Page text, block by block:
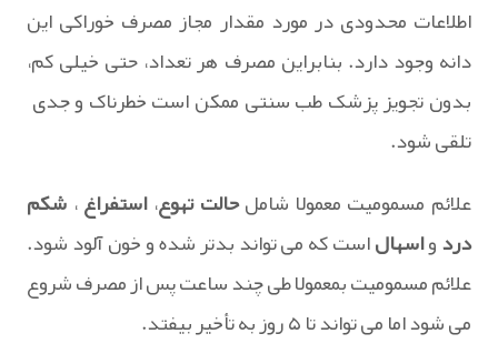
اطلاعات محدودی در مورد مقدار مجاز مصرف خوراکی این
دانه وجود دارد. بنابراین مصرف هر تعداد، حتی خیلی کم،
بدون تجویز پزشک طب سنتی ممکن است خطرناک و جدی
تلقی شود.
علائم مسمومیت معمولا شاملحالت تهوع،استفراغ، شکم
دردواسهالاست که می تواند بدتر شده و خون آلود شود.
علائم مسمومیت بمعمولا طی چند ساعت پس از مصرف شروع
می شود اما می تواند تا ۵ روز به تأخیر بیفتد.